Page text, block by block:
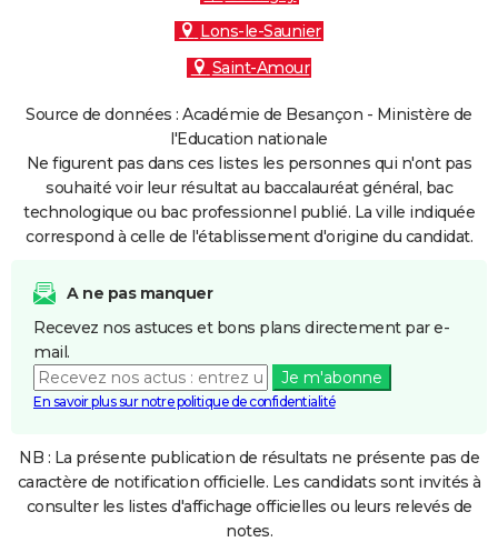
Lons-le-Saunier
Saint-Amour
Source de données : Académie de Besançon - Ministère de
l'Education nationale
Ne figurent pas dans ces listes les personnes qui n'ont pas
souhaité voir leur résultat au baccalauréat général, bac
technologique ou bac professionnel publié. La ville indiquée
correspond à celle de l'établissement d'origine du candidat.
A ne pas manquer
Recevez nos astuces et bons plans directement par e-
mail.
Je m'abonne
En savoir plus sur notre politique de confidentialité
NB : La présente publication de résultats ne présente pas de
caractère de notification officielle. Les candidats sont invités à
consulter les listes d'affichage officielles ou leurs relevés de
notes.